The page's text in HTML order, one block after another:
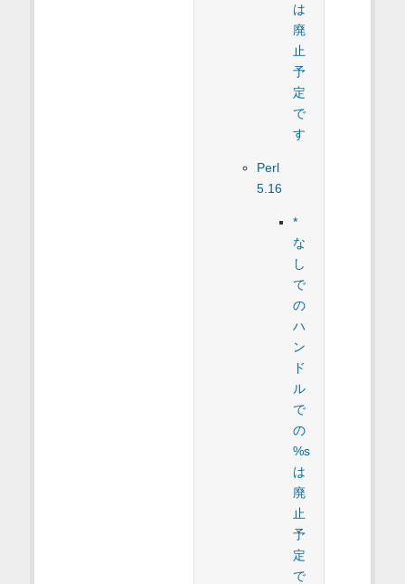
は
廃
止
予
定
で
す
Perl
5.16
*
な
し
で
の
ハ
ン
ド
ル
で
の
%s
は
廃
止
予
定
で